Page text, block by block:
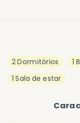
2 Dormitórios 1
1 Sala de estar